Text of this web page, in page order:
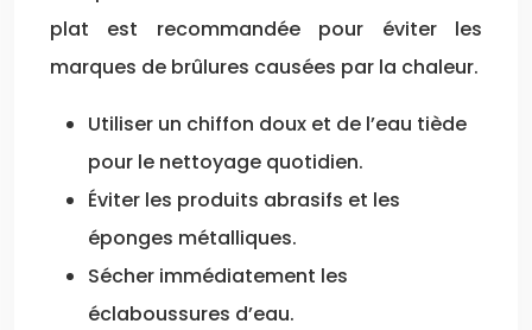
plat est recommandée pour éviter les
marques de brûlures causées par la chaleur.
Utiliser un chiffon doux et de l’eau tiède
pour le nettoyage quotidien.
Éviter les produits abrasifs et les
éponges métalliques.
Sécher immédiatement les
éclaboussures d’eau.